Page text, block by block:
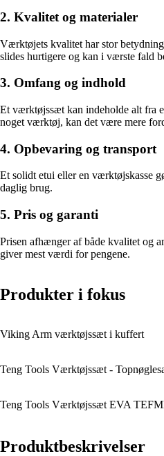
2. Kvalitet og materialer
Værktøjets kvalitet har stor
slides hurtigere og kan i værste fald
3. Omfang og indhold
Et værktøjssæt kan indeholde alt fra
noget værktøj, kan det være mere
4. Opbevaring og transport
Et solidt etui eller en værktøjskasse
daglig brug.
5. Pris og garanti
Prisen afhænger af både kvalitet og
giver mest værdi for pengene.
Produkter i fokus
Viking Arm værktøjssæt i kuffert
Teng Tools Værktøjssæt -
Teng Tools Værktøjssæt EVA
Produktbeskrivelser